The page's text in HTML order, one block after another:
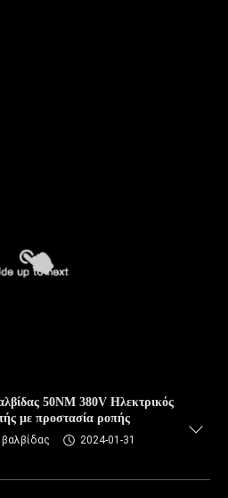
50NM 380V Ηλεκτρικός
με προστασία ροπής
2024-01-31